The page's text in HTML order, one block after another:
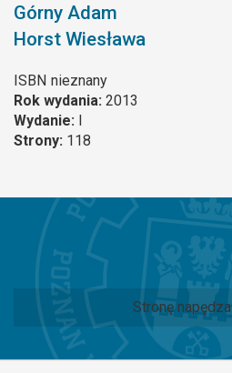
Górny Adam
Horst Wiesława
ISBN nieznany
Rok wydania: 2013
Wydanie:
Strony: 118
Stronę napędza